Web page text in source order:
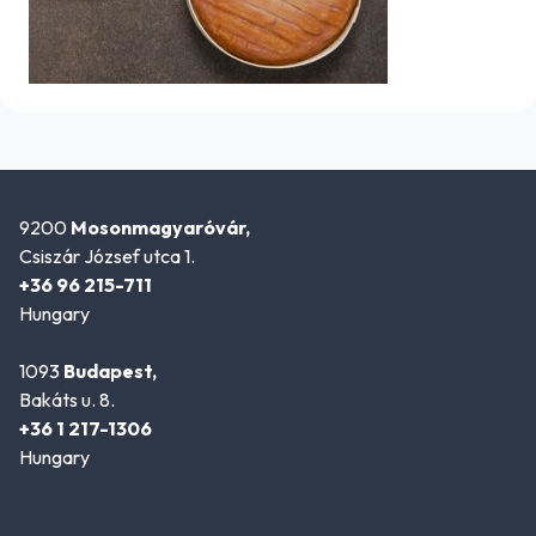
9200 Mosonmagyaróvár,
Csiszár József utca 1.
+36 96 215-711
Hungary
1093 Budapest,
Bakáts u. 8.
+36 1 217-1306
Hungary